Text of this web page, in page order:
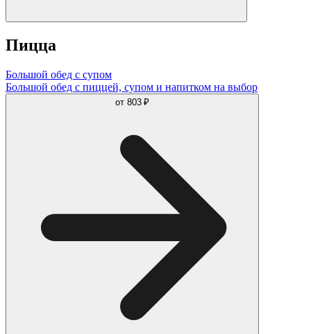
Пицца
Большой обед с супом
Большой обед с пиццей, супом и напитком на выбор
от 803 ₽